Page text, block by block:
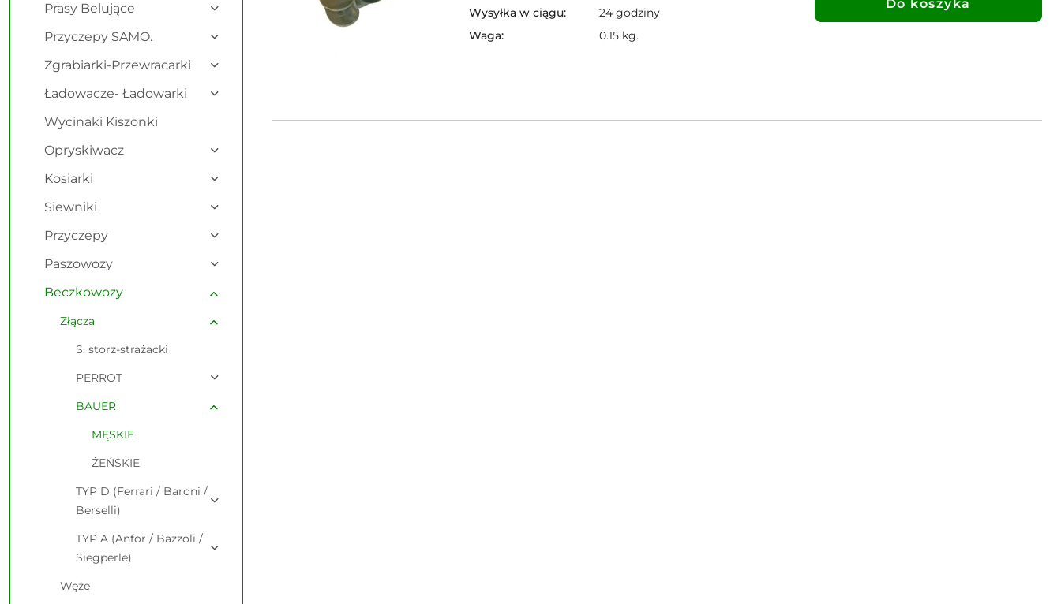
Prasy Belujące
Przyczepy SAMO.
Zgrabiarki-Przewracarki
Ładowacze- Ładowarki
Wycinaki Kiszonki
Opryskiwacz
Kosiarki
Siewniki
Przyczepy
Paszowozy
Beczkowozy
Złącza
S. storz-strażacki
PERROT
BAUER
MĘSKIE
ŻEŃSKIE
TYP D (Ferrari / Baroni /
Berselli)
TYP A (Anfor / Bazzoli /
Siegperle)
Węże
Wysyłka w ciągu:
24 godziny
Waga:
0.15 kg.
Do koszyka